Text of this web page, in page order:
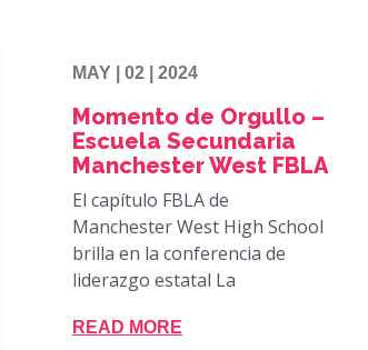
MAY | 02 | 2024
Momento de Orgullo –
Escuela Secundaria
Manchester West FBLA
El capítulo FBLA de
Manchester West High School
brilla en la conferencia de
liderazgo estatal La
READ MORE